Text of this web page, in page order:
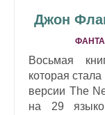
Джон
Восьмая
которая
версии The
на 29